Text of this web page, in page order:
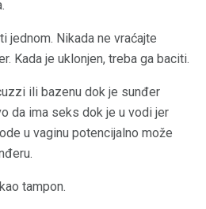
jednom. Nikada ne vraćajte
Kada je uklonjen, treba ga baciti.
ili bazenu dok je sunđer
da ima seks dok je u vodi jer
u vaginu potencijalno može
tampon.